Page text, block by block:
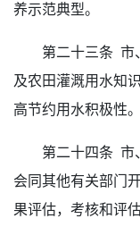
养示范典型。
第二十三条 市
及农田灌溉用水知
高节约用水积极性。
第二十四条 市
会同其他有关部门
果评估，考核和评